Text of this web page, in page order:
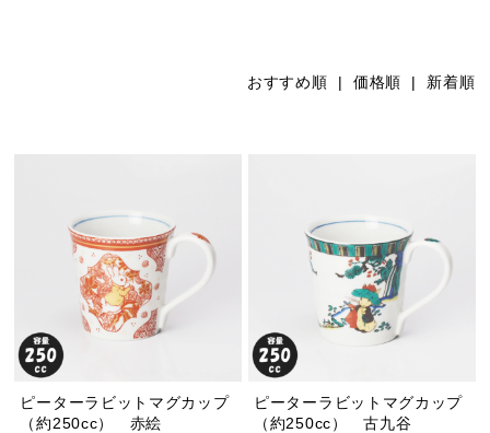
おすすめ順 | 価格順 | 新着順
ピーターラビットマグカップ
（約250cc） 赤絵
ピーターラビットマグカップ
（約250cc） 古九谷